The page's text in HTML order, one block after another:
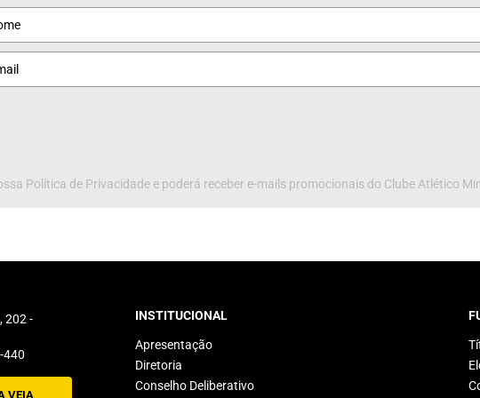
Política de Privacidade e poderá receber e-mails promocionais do Clube Atlético
202 -
440
VEIA
INSTITUCIONAL
Apresentação
Diretoria
Conselho Deliberativo